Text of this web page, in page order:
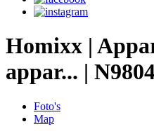
Homixx |
appar... |
Foto's
Map